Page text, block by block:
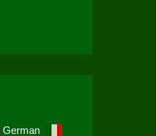
German